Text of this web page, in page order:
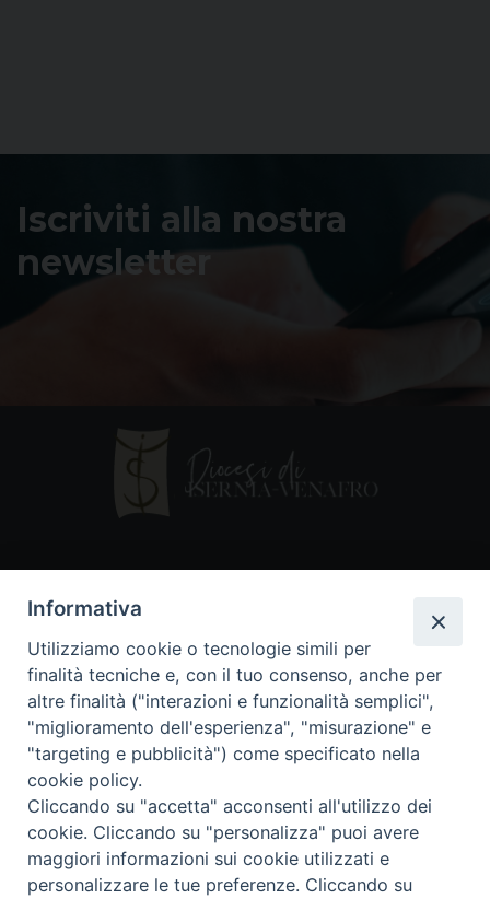
Iscriviti alla nostra
newsletter
86170 Isernia
086550849
segreteria@diocesiiserniavenafro.it
I nostri social
Copyright © 2018 - Diocesi di Isernia-Venafro (C.F.
90008750946). Riproduzione solo con permesso.
Tutti i diritti sono riservati
Informativa
Utilizziamo cookie o tecnologie simili per
finalità tecniche e, con il tuo consenso, anche per
altre finalità ("interazioni e funzionalità semplici",
"miglioramento dell'esperienza", "misurazione" e
"targeting e pubblicità") come specificato nella
cookie policy.
Cliccando su "accetta" acconsenti all'utilizzo dei
cookie. Cliccando su "personalizza" puoi avere
maggiori informazioni sui cookie utilizzati e
personalizzare le tue preferenze. Cliccando su